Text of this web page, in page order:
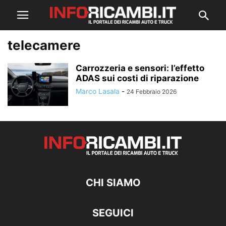
telecamere
Carrozzeria e sensori: l’effetto
ADAS sui costi di riparazione
Marco Lasala - 24 Febbraio 2026
CHI SIAMO
SEGUICI